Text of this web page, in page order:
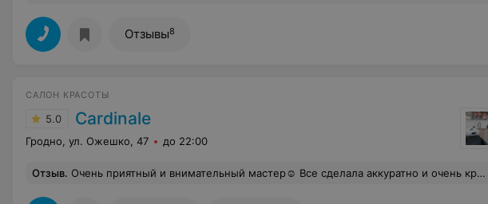
Отзывы8
САЛОН КРАСОТЫ
5.0 Cardinale
Гродно, ул. Ожешко, 47 до 22:00
Отзыв. Очень приятный и внимательный мастер☺️ Все сделала аккуратно и очень красиво. Мой лучший маникюр, теперь только к вам❤️